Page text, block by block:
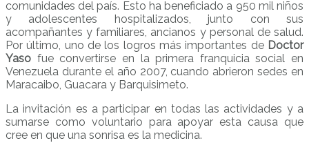
comunidades del país. Esto ha beneficiado a 950 mil niños
y adolescentes hospitalizados, junto con sus
acompañantes y familiares, ancianos y personal de salud.
Por último, uno de los logros más importantes de Doctor
Yaso fue convertirse en la primera franquicia social en
Venezuela durante el año 2007, cuando abrieron sedes en
Maracaibo, Guacara y Barquisimeto.
La invitación es a participar en todas las actividades y a
sumarse como voluntario para apoyar esta causa que
cree en que una sonrisa es la medicina.